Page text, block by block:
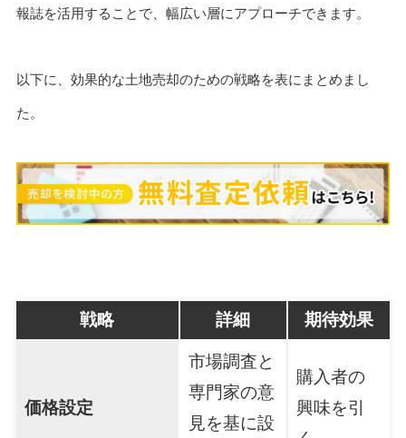
報誌を活用することで、幅広い層にアプローチできます。
以下に、効果的な土地売却のための戦略を表にまとめまし
た。
戦略 詳細 期待効果
価格設定
市場調査と
専門家の意
見を基に設
購入者の
興味を引